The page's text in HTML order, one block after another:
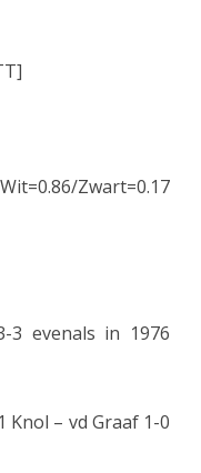
Zwart=0.17
3 evenals in 1976
Knol – vd Graaf 1-0